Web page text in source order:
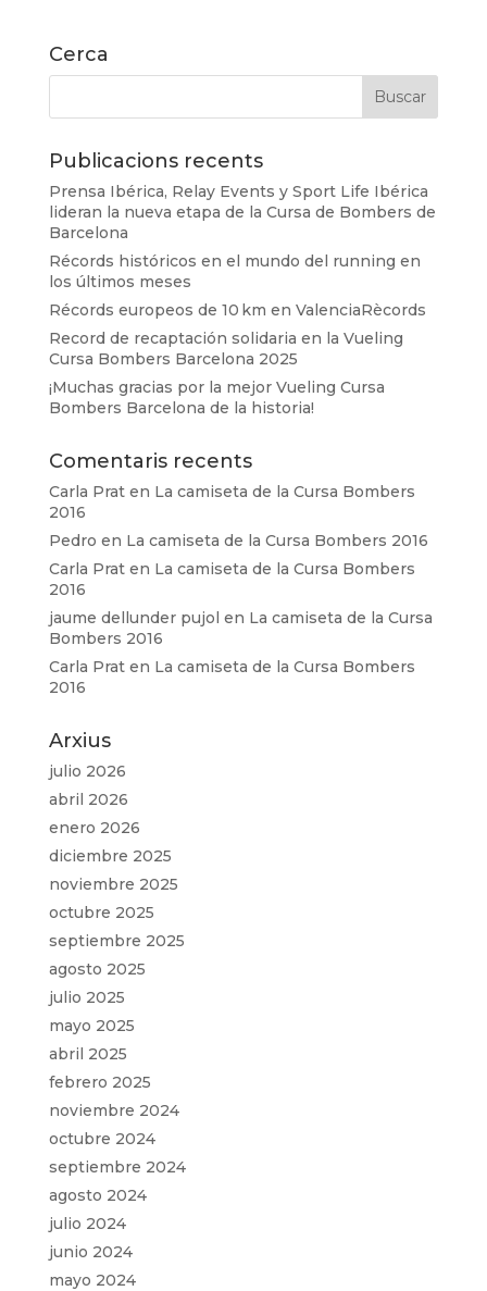
Cerca
Publicacions recents
Prensa Ibérica, Relay Events y Sport Life Ibérica
lideran la nueva etapa de la Cursa de Bombers de
Barcelona
Récords históricos en el mundo del running en
los últimos meses
Récords europeos de 10 km en ValenciaRècords
Record de recaptación solidaria en la Vueling
Cursa Bombers Barcelona 2025
¡Muchas gracias por la mejor Vueling Cursa
Bombers Barcelona de la historia!
Comentaris recents
Carla Praten La camiseta de la Cursa Bombers
2016
Pedro en La camiseta de la Cursa Bombers 2016
Carla Praten La camiseta de la Cursa Bombers
2016
jaume dellunder pujol en La camiseta de la Cursa
Bombers 2016
Carla Praten La camiseta de la Cursa Bombers
2016
Arxius
julio 2026
abril 2026
enero 2026
diciembre 2025
noviembre 2025
octubre 2025
septiembre 2025
agosto 2025
julio 2025
mayo 2025
abril 2025
febrero 2025
noviembre 2024
octubre 2024
septiembre 2024
agosto 2024
julio 2024
junio 2024
mayo 2024